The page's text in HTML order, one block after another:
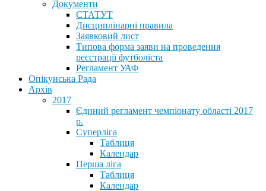
Документи
СТАТУТ
Дисциплінарні правила
Заявковий лист
Типова форма заяви на проведення
реєстрації футболіста
Регламент УАФ
Опікунська Рада
Архів
2017
Єдиний регламент чемпіонату області 2017
р.
Суперліга
Таблиця
Календар
Перша ліга
Таблиця
Календар